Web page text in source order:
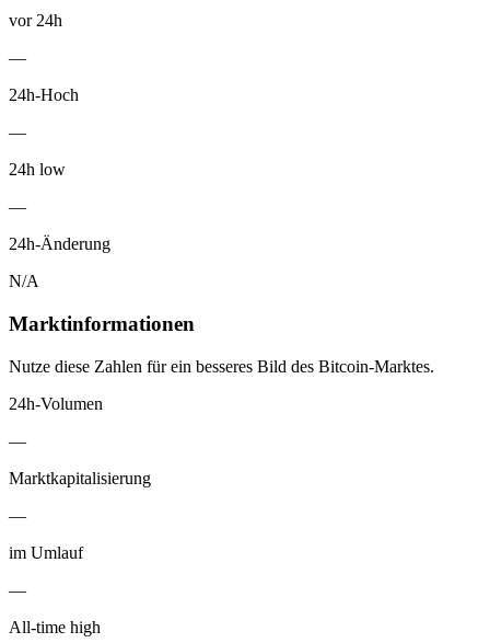
vor 24h
—
24h-Hoch
—
24h low
—
24h-Änderung
N/A
Marktinformationen
Nutze diese Zahlen für ein besseres Bild des Bitcoin-Marktes.
24h-Volumen
—
Marktkapitalisierung
—
im Umlauf
—
All-time high